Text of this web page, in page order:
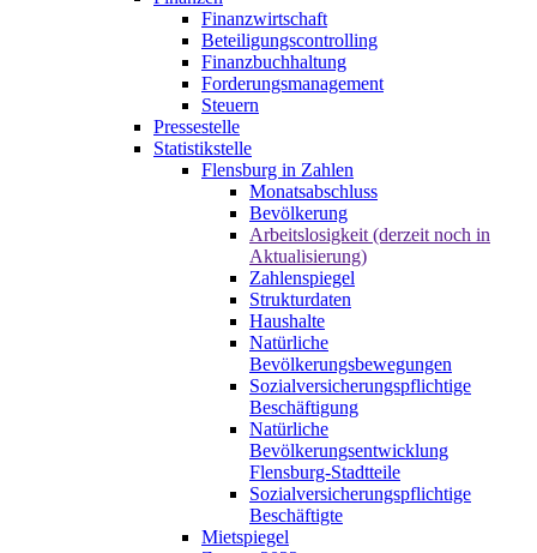
Finanzwirtschaft
Beteiligungscontrolling
Finanzbuchhaltung
Forderungsmanagement
Steuern
Pressestelle
Statistikstelle
Flensburg in Zahlen
Monatsabschluss
Bevölkerung
Arbeitslosigkeit (derzeit noch in
Aktualisierung)
Zahlenspiegel
Strukturdaten
Haushalte
Natürliche
Bevölkerungsbewegungen
Sozialversicherungspflichtige
Beschäftigung
Natürliche
Bevölkerungsentwicklung
Flensburg-Stadtteile
Sozialversicherungspflichtige
Beschäftigte
Mietspiegel